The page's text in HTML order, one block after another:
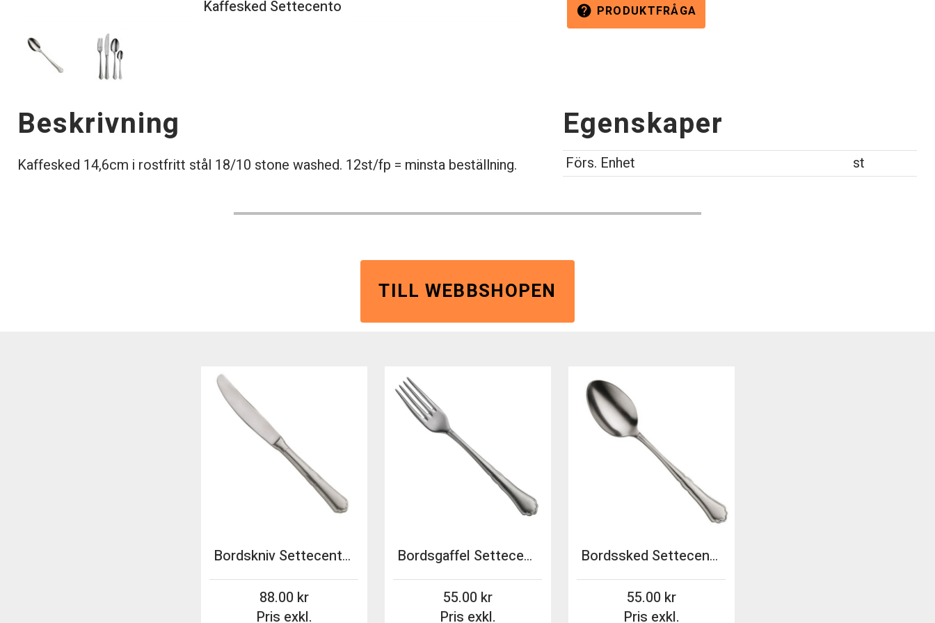
Kaffesked Settecento help PRODUKTFRÅGA
Beskrivning
Kaffesked 14,6cm i rostfritt stål 18/10 stone washed. 12st/fp = minsta beställning.
Egenskaper
Förs. Enhet st
TILL WEBBSHOPEN
Bordskniv Settecento Stone Washed 22,7cm Pintinox
Pris exkl.
88.00
Bordsgaffel Settecento Stone Washed 20,1cm Pintinox
Pris exkl.
55.00
Bordssked Settecento Stone Washed 20,1cm Pintinox
Pris exkl.
55.00